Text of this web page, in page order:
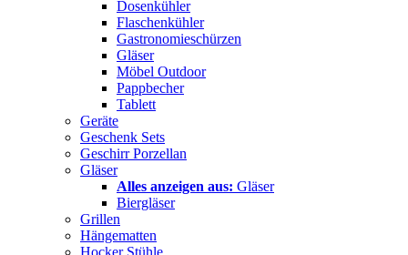
Dosenkühler
Flaschenkühler
Gastronomieschürzen
Gläser
Möbel Outdoor
Pappbecher
Tablett
Geräte
Geschenk Sets
Geschirr Porzellan
Gläser
Alles anzeigen aus: Gläser
Biergläser
Grillen
Hängematten
Hocker Stühle